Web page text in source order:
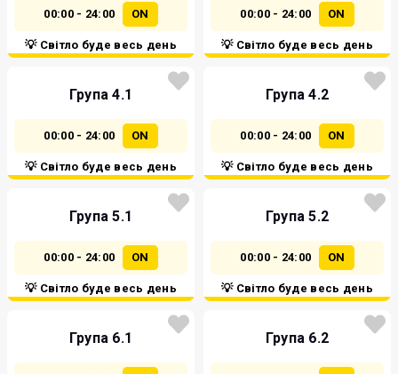
00:00 - 24:00 ON
💡 Світло буде весь день
00:00 - 24:00 ON
💡 Світло буде весь день
Група 4.1
00:00 - 24:00 ON
💡 Світло буде весь день
Група 4.2
00:00 - 24:00 ON
💡 Світло буде весь день
Група 5.1
00:00 - 24:00 ON
💡 Світло буде весь день
Група 5.2
00:00 - 24:00 ON
💡 Світло буде весь день
Група 6.1 Група 6.2